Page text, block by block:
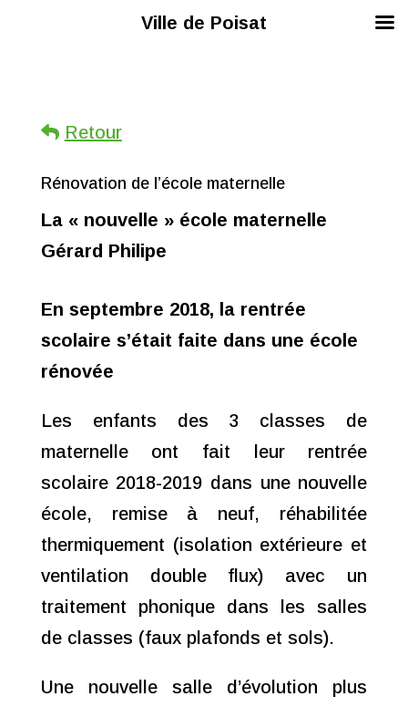
Retour
Rénovation de l’école maternelle
La « nouvelle » école maternelle
Gérard Philipe
En septembre 2018, la rentrée
scolaire s’était faite dans une école
rénovée
Les enfants des 3 classes de
maternelle ont fait leur rentrée
scolaire 2018-2019 dans une nouvelle
école, remise à neuf, réhabilitée
thermiquement (isolation extérieure et
ventilation double flux) avec un
traitement phonique dans les salles
de classes (faux plafonds et sols).
Une nouvelle salle d’évolution plus
Ville de Poisat